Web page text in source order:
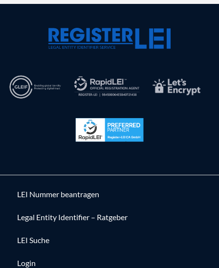
LEI Nummer beantragen
Legal Entity Identifier – Ratgeber
LEI Suche
Login